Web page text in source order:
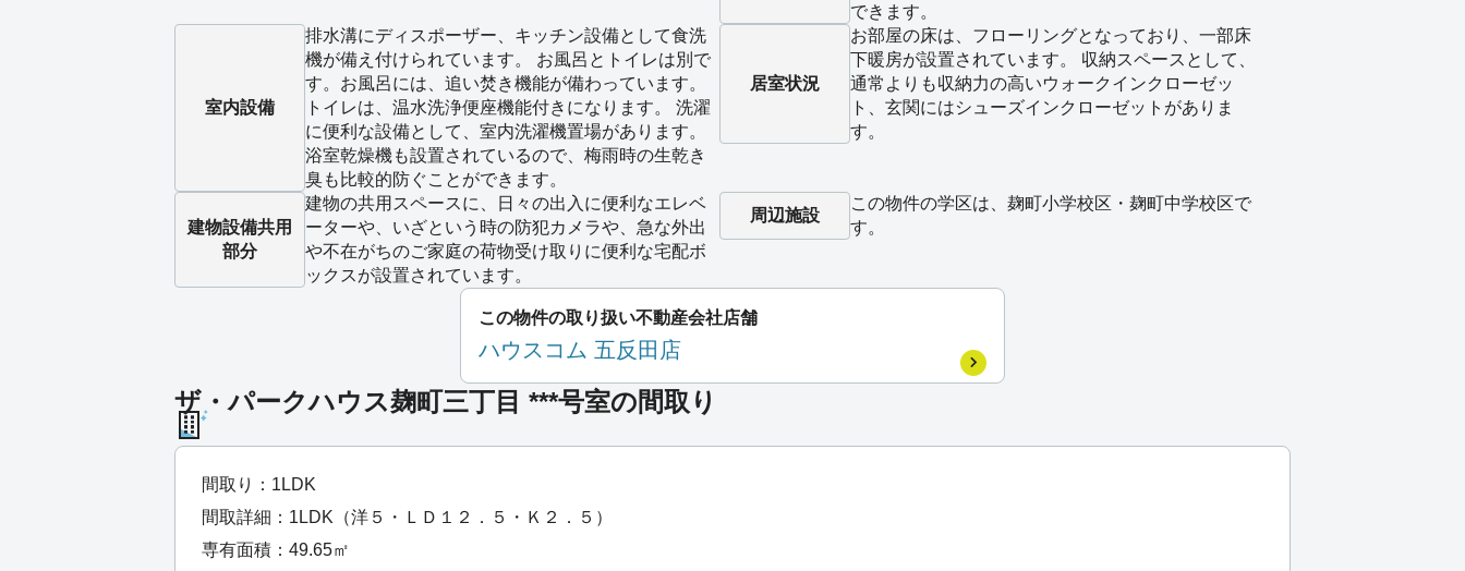
できます。
室内設備
排水溝にディスポーザー、キッチン設備として食洗
機が備え付けられています。 お風呂とトイレは別で
す。お風呂には、追い焚き機能が備わっています。
トイレは、温水洗浄便座機能付きになります。 洗濯
に便利な設備として、室内洗濯機置場があります。
浴室乾燥機も設置されているので、梅雨時の生乾き
臭も比較的防ぐことができます。
居室状況
お部屋の床は、フローリングとなっており、一部床
下暖房が設置されています。 収納スペースとして、
通常よりも収納力の高いウォークインクローゼッ
ト、玄関にはシューズインクローゼットがありま
す。
建物設備共用
部分
建物の共用スペースに、日々の出入に便利なエレベ
ーターや、いざという時の防犯カメラや、急な外出
や不在がちのご家庭の荷物受け取りに便利な宅配ボ
ックスが設置されています。
周辺施設
この物件の学区は、麹町小学校区・麹町中学校区で
す。
この物件の取り扱い不動産会社店舗
ハウスコム 五反田店
ザ・パークハウス麹町三丁目 ***号室の間取り
間取り：1LDK
間取詳細：1LDK（洋５・ＬＤ１２．５・Ｋ２．５）
専有面積：49.65㎡